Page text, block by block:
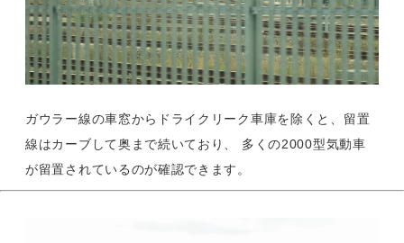
ガウラー線の車窓からドライクリーク車庫を除くと、留置
線はカーブして奥まで続いており、 多くの2000型気動車
が留置されているのが確認できます。